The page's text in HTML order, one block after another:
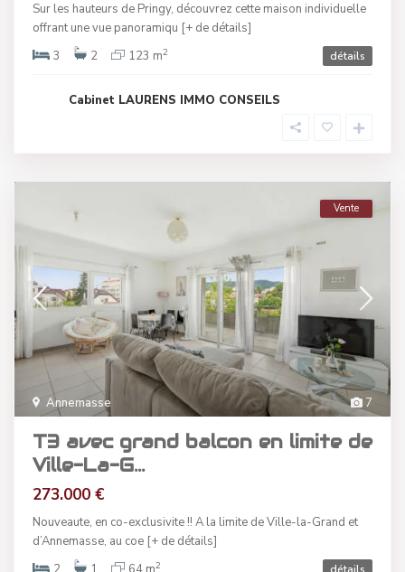
Sur les hauteurs de Pringy, découvrez cette maison individuelle
offrant une vue panoramiqu [+ de détails]
3
2 123 m2 détails
Cabinet LAURENS IMMO CONSEILS
7
Annemasse
Vente
T3 avec grand balcon en limite de
Ville-La-G...
273.000 €
Nouveaute, en co-exclusivite !! A la limite de Ville-la-Grand et
d’Annemasse, au coe [+ de détails]
2